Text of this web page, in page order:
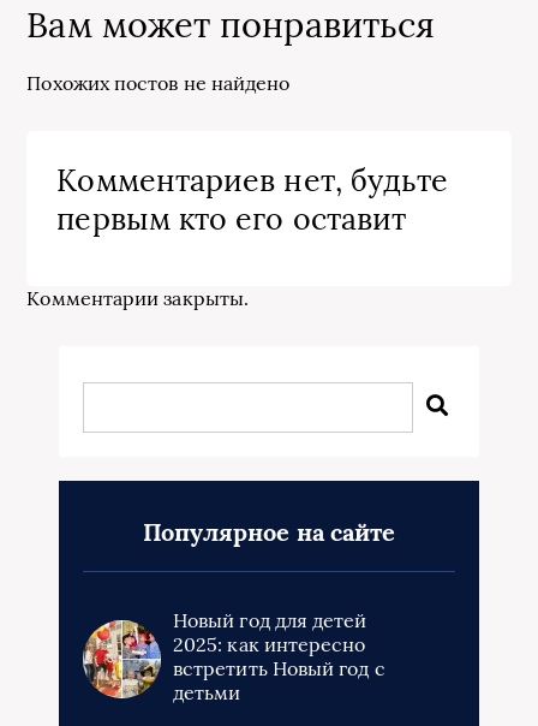
Вам может понравиться
Похожих постов не найдено
Комментариев нет, будьте
первым кто его оставит
Комментарии закрыты.
Популярное на сайте
Новый год для детей
2025: как интересно
встретить Новый год с
детьми